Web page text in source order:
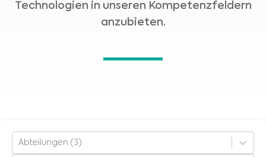
Technologien in unseren Kompetenzfeldern
anzubieten.
Abteilungen (3)